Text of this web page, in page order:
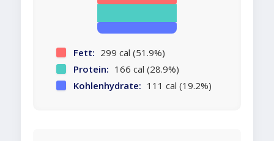
Fett: 299 cal (51.9%)
Protein: 166 cal (28.9%)
Kohlenhydrate: 111 cal (19.2%)